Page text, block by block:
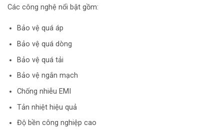
Các công nghệ nổi bật gồm:
Bảo vệ quá áp
Bảo vệ quá dòng
Bảo vệ quá tải
Bảo vệ ngắn mạch
Chống nhiễu EMI
Tản nhiệt hiệu quả
Độ bền công nghiệp cao